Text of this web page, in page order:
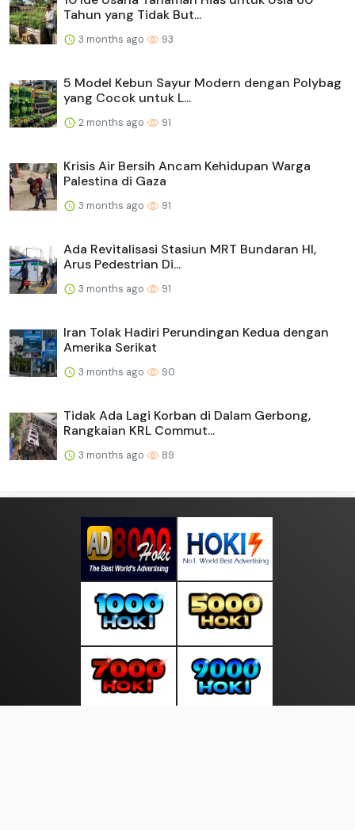
Tahun yang Tidak But...
3 months ago 93
5 Model Kebun Sayur Modern dengan Polybag
yang Cocok untuk L...
2 months ago 91
Krisis Air Bersih Ancam Kehidupan Warga
Palestina di Gaza
3 months ago 91
Ada Revitalisasi Stasiun MRT Bundaran HI,
Arus Pedestrian Di...
3 months ago 91
Iran Tolak Hadiri Perundingan Kedua dengan
Amerika Serikat
3 months ago 90
Tidak Ada Lagi Korban di Dalam Gerbong,
Rangkaian KRL Commut...
3 months ago 89